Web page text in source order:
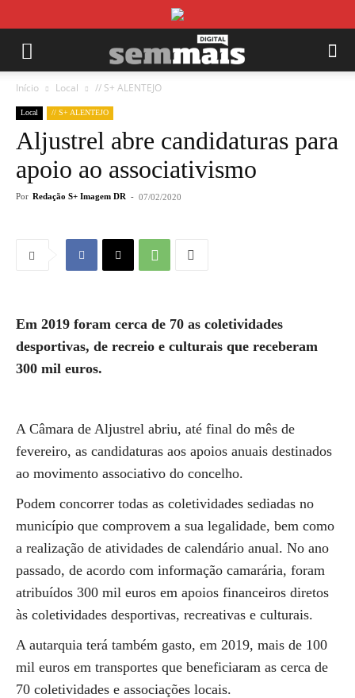
Início Local // S+ ALENTEJO
Local // S+ ALENTEJO
Aljustrel abre candidaturas para
apoio ao associativismo
Por Redação S+ Imagem DR - 07/02/2020
Em 2019 foram cerca de 70 as coletividades
desportivas, de recreio e culturais que receberam
300 mil euros.
A Câmara de Aljustrel abriu, até final do mês de
fevereiro, as candidaturas aos apoios anuais destinados
ao movimento associativo do concelho.
Podem concorrer todas as coletividades sediadas no
município que comprovem a sua legalidade, bem como
a realização de atividades de calendário anual. No ano
passado, de acordo com informação camarária, foram
atribuídos 300 mil euros em apoios financeiros diretos
às coletividades desportivas, recreativas e culturais.
A autarquia terá também gasto, em 2019, mais de 100
mil euros em transportes que beneficiaram as cerca de
70 coletividades e associações locais.